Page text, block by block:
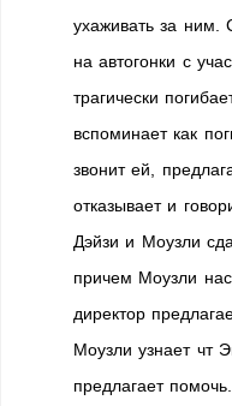
ухаживать за ним.
на автогонки с
трагически
вспоминает как
звонит ей,
отказывает и
Дэйзи и Моузли
причем Моузли
директор
Моузли узнает чт
предлагает